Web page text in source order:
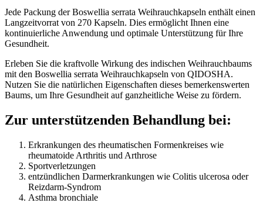
Jede Packung der Boswellia serrata Weihrauchkapseln enthält einen
Langzeitvorrat von 270 Kapseln. Dies ermöglicht Ihnen eine
kontinuierliche Anwendung und optimale Unterstützung für Ihre
Gesundheit.
Erleben Sie die kraftvolle Wirkung des indischen Weihrauchbaums
mit den Boswellia serrata Weihrauchkapseln von QIDOSHA.
Nutzen Sie die natürlichen Eigenschaften dieses bemerkenswerten
Baums, um Ihre Gesundheit auf ganzheitliche Weise zu fördern.
Zur unterstützenden Behandlung bei:
Erkrankungen des rheumatischen Formenkreises wie
rheumatoide Arthritis und Arthrose
Sportverletzungen
entzündlichen Darmerkrankungen wie Colitis ulcerosa oder
Reizdarm-Syndrom
Asthma bronchiale